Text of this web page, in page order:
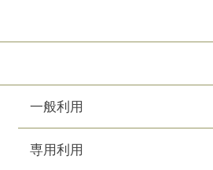
一般利用
専用利用